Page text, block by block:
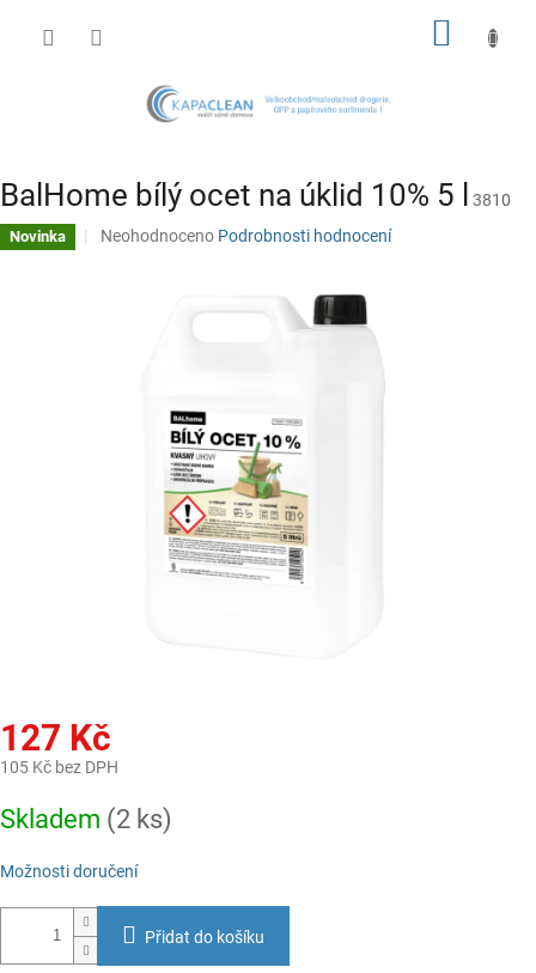
BalHome bílý ocet na úklid 10% 5 l 3810
Novinka
Průměrné
Neohodnoceno Podrobnosti hodnocení
127 Kč
105 Kč bez DPH
cena:
Skladem (2 ks)
Možnosti doručení
Přidat do košíku